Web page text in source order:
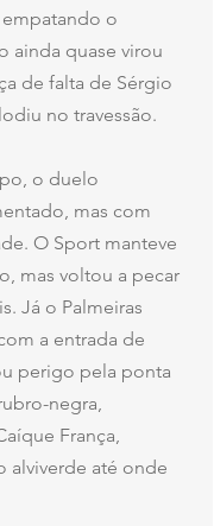
o
ainda quase virou
de falta de Sérgio
no travessão.
o duelo
mas com
O Sport manteve
mas voltou a pecar
Já o Palmeiras
a entrada de
perigo pela ponta
negra,
França,
alviverde até onde